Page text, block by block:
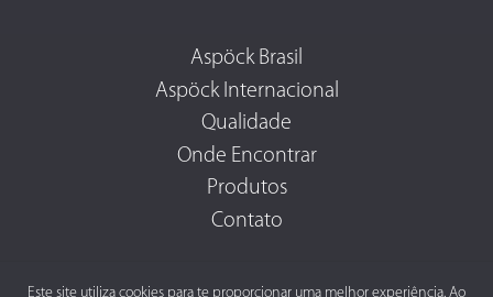
Este site utiliza cookies para te proporcionar uma melhor experiência. Ao
Aspöck Brasil
Aspöck Internacional
Qualidade
Onde Encontrar
Produtos
Contato